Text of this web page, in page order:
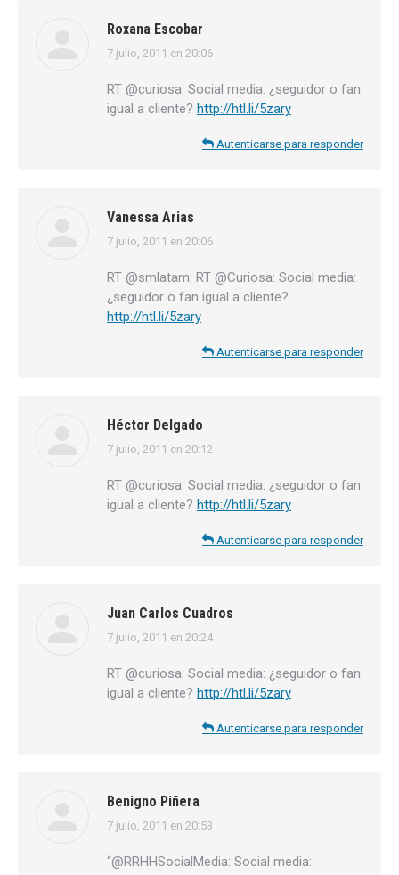
Roxana Escobar
dice:
7 julio, 2011 en 20:06
RT @curiosa: Social media: ¿seguidor o fan
igual a cliente? http://htl.li/5zary
Autenticarse para responder
Vanessa Arias
dice:
7 julio, 2011 en 20:06
RT @smlatam: RT @Curiosa: Social media:
¿seguidor o fan igual a cliente?
http://htl.li/5zary
Autenticarse para responder
Héctor Delgado
dice:
7 julio, 2011 en 20:12
RT @curiosa: Social media: ¿seguidor o fan
igual a cliente? http://htl.li/5zary
Autenticarse para responder
Juan Carlos Cuadros
dice:
7 julio, 2011 en 20:24
RT @curiosa: Social media: ¿seguidor o fan
igual a cliente? http://htl.li/5zary
Autenticarse para responder
Benigno Piñera
dice:
7 julio, 2011 en 20:53
“@RRHHSocialMedia: Social media: